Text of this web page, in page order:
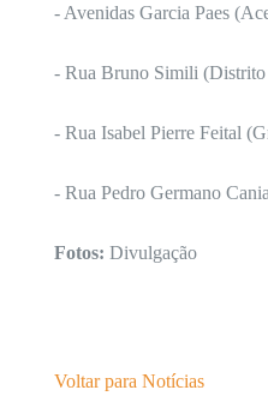
- Avenidas Garcia Paes
- Rua Bruno Simili
- Rua Isabel Pierre Feital
- Rua Pedro Germano
Fotos: Divulgação
Voltar para Notícias